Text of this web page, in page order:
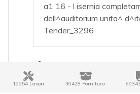
a1 16 - l isernia
dell^auditorium unita^
Tender_3296
19954 Lavori 30428 Fornitura